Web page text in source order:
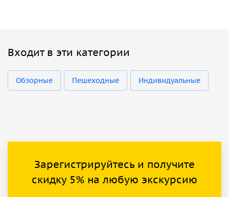
Входит в эти категории
Обзорные Пешеходные Индивидуальные
Зарегистрируйтесь и получите
скидку 5% на любую экскурсию